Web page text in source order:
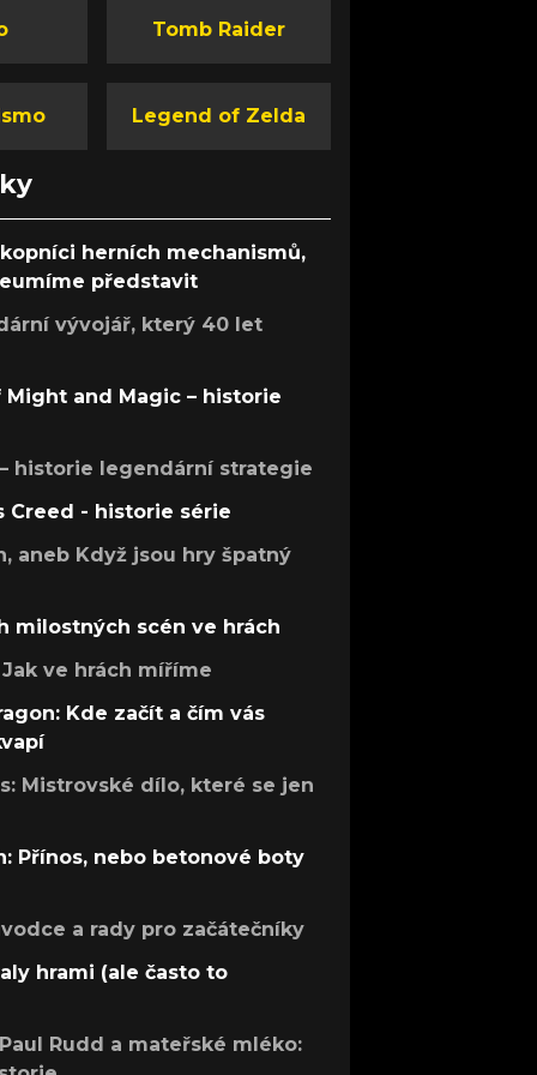
Tomb Raider
Legend of Zelda
herních mechanismů,
představit
vývojář, který 40 let
Might and Magic – historie
historie legendární strategie
Creed - historie série
aneb Když jsou hry špatný
milostných scén ve hrách
ve hrách míříme
Kde začít a čím vás
Mistrovské dílo, které se jen
Přínos, nebo betonové boty
a rady pro začátečníky
hrami (ale často to
Rudd a mateřské mléko: